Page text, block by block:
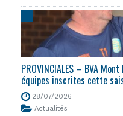
PROVINCIALES – BVA
équipes inscrites cette
28/07/2026
Actualités